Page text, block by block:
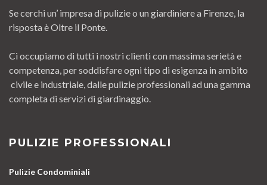
Se cerchi un’ impresa di pulizie o un giardiniere a Firenze, la
risposta è Oltre il Ponte.
Ci occupiamo di tutti i nostri clienti con massima serietà e
competenza, per soddisfare ogni tipo di esigenza in ambito
civile e industriale, dalle pulizie professionali ad una gamma
completa di servizi di giardinaggio.
PULIZIE PROFESSIONALI
Pulizie Condominiali